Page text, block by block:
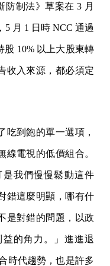
防制法》草案在 3 月
月 1 日時 NCC 通過
10% 以上大股東轉
收入來源，都必須定
吃到飽的單一選項，
電視的低價組合。
我們慢慢鬆動這件
錯這麼明顯，哪有什
是對錯的問題，以政
的角力。」進進退
時代趨勢，也是許多